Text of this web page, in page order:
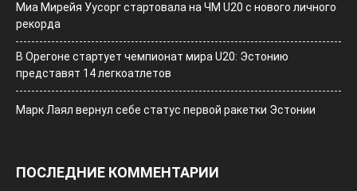
Миа Мирейя Уусорг стартовала на ЧМ U20 c нового личного
рекорда
В Орегоне стартует чемпионат мира U20: Эстонию
представят 14 легкоатлетов
Марк Лаял вернул себе статус первой ракетки Эстонии
ПОСЛЕДНИЕ КОММЕНТАРИИ